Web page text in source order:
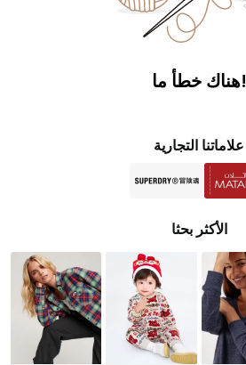
!هناك خطأ ما
علاماتنا التجارية
الأكثر بحثا